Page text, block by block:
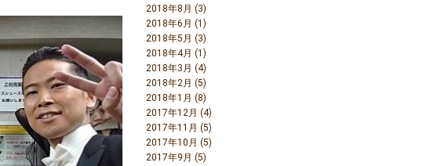
2018年8月 (3)
2018年6月 (1)
2018年5月 (3)
2018年4月 (1)
2018年3月 (4)
2018年2月 (5)
2018年1月 (8)
2017年12月 (4)
2017年11月 (5)
2017年10月 (5)
2017年9月 (5)